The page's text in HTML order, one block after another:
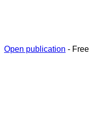
Open publication - Free